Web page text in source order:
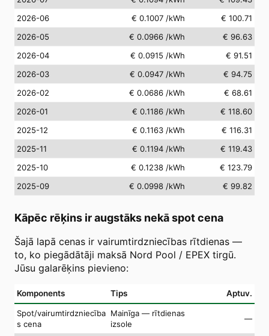
2026-06
€ 0.1007 /kWh
€ 100.71
2026-05
€ 0.0966 /kWh
€ 96.63
2026-04
€ 0.0915 /kWh
€ 91.51
2026-03
€ 0.0947 /kWh
€ 94.75
2026-02
€ 0.0686 /kWh
€ 68.61
2026-01
€ 0.1186 /kWh
€ 118.60
2025-12
€ 0.1163 /kWh
€ 116.31
2025-11
€ 0.1194 /kWh
€ 119.43
2025-10
€ 0.1238 /kWh
€ 123.79
2025-09
€ 0.0998 /kWh € 99.82
Kāpēc rēķins ir augstāks nekā spot cena
Šajā lapā cenas ir vairumtirdzniecības rītdienas —
to, ko piegādātāji maksā Nord Pool / EPEX tirgū.
Jūsu galarēķins pievieno:
Komponents Tips Aptuv.
Spot/vairumtirdzniecība
s cena
Mainīga — rītdienas
izsole
—